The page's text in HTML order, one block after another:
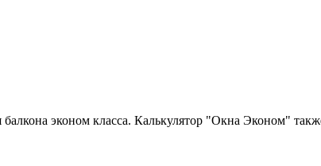
эконом класса. Калькулятор "Окна Эконом"